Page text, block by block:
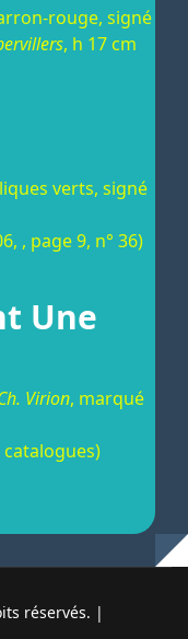
rouge, signé
, h 17 cm
verts, signé
, page 9, n° 36)
Une
Virion, marqué
catalogues)
réservés. |